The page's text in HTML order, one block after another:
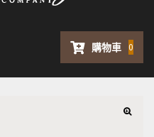
購物車 0